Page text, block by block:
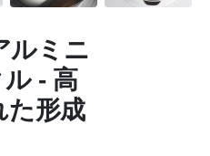
ルミニ
- 高
た形成